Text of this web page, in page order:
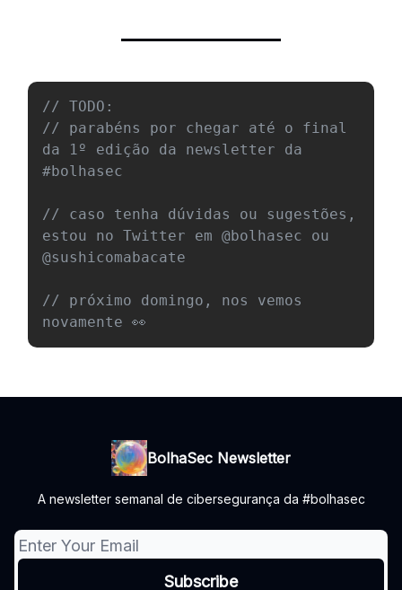
// TODO:
// parabéns por chegar até o final
da 1º edição da newsletter da
#bolhasec
// caso tenha dúvidas ou sugestões,
estou no Twitter em @bolhasec ou
@sushicomabacate
// próximo domingo, nos vemos
novamente 👀
BolhaSec Newsletter
A newsletter semanal de cibersegurança da #bolhasec